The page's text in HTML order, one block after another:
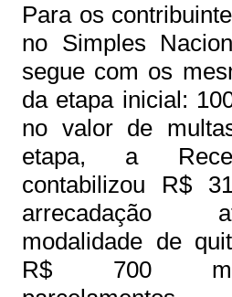
Para os
no Simples
segue com os
da etapa inicial:
no valor de
etapa, a
contabilizou R$
arrecadação
modalidade de
R$ 700